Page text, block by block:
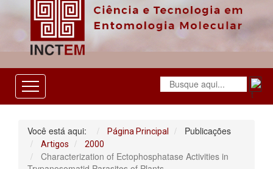
Você está aqui: Página Principal Publicações
Artigos 2000
Characterization of Ectophosphatase Activities in